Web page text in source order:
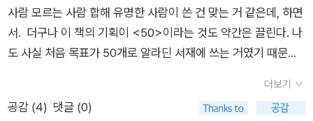
세일 때 일어난 방화살인사건(아케미 이모부 사망), 2년 전의 절
벽살인사건(아케미 외삼촌의 전 애인 사망), 그리고 유령맨션에
서의 살인사건이 얽히는데, 각 사건이 다른 사건의 열쇠 역할을
음이 2년 전 살인사건, 마지막인 방화살인사건은 거의 비중이 없
다. 2건의 사건을 해결하다 엉겁결에 걸려들었다는 느낌. 방화살
사람 모르는 사람 합해 유명한 사람이 쓴 건 맞는 거 같은데, 하면
서. 더구나 이 책의 기획이 <50>이라는 것도 약간은 끌린다. 나
도 사실 처음 목표가 50개로 알라딘 서재에 쓰는 거였기 때문
각으로 페이퍼를 쓰기로 했다. 그 문제의 책은 <혈안>. 9인의
유명작가가 각각 단편을 썼다. 출판사 설명에는 미스테리라고 되
더보기
공감 (4) 댓글 (0)